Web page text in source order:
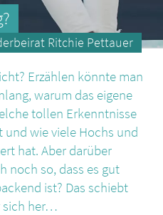
Ritchie Pettauer
Erzählen könnte man
warum das eigene
tollen Erkenntnisse
wie viele Hochs und
hat. Aber darüber
noch so, dass es gut
ist? Das schiebt
sich her…